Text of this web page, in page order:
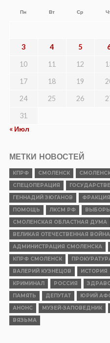
Пн Вт Ср
3 4 5
10 11 12
17 18 19
24 25 26
31
« Июл
МЕТКИ НОВОСТЕЙ
КПРФ СМОЛЕНСК
СПЕЦОПЕРАЦИЯ
ГЕННАДИЙ ЗЮГАНОВ
ПОМОЩЬ
ЛКСМ РФ
ВЫБОРЫ
СМОЛЕНСКАЯ ОБЛАСТНАЯ ДУМА
ВЕЛИКАЯ ОТЕЧЕСТВЕННАЯ ВОЙНА
АДМИНИСТРАЦИЯ СМОЛЕНСКА
КПРФ СМОЛЕНСК
ВАЛЕРИЙ КУЗНЕЦОВ
ИСТОРИЯ
КРИМИНАЛ
РОССИЯ
ПАМЯТЬ
ДЕПУТАТ ЮРИЙ
АНОНС
МУЗЕЙ-ЗАПОВЕДНИК
ВЯЗЬМА